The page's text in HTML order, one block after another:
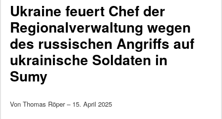
Ukraine feuert Chef der
Regionalverwaltung wegen
des russischen Angriffs auf
ukrainische Soldaten in
Sumy
Von Thomas Röper – 15. April 2025